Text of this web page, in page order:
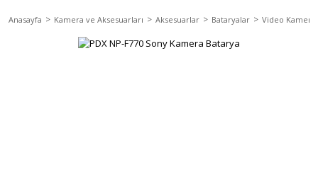
Anasayfa Kamera ve Aksesuarları Aksesuarlar Bataryalar Video Kamera